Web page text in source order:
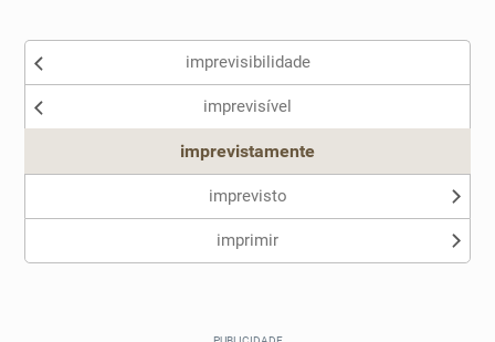
Nenhum dos sinônimos apresentados me ajudou
imprevisibilidade
imprevisível
imprevistamente
imprevisto
imprimir